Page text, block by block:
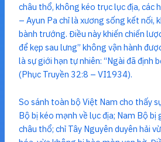
châu thổ, không kéo trục lục địa, các
– Ayun Pa chỉ là xương sống kết nối,
bành trướng. Điều này khiến chiến
để kẹp sau lưng” không vận hành
là sự giới hạn tự nhiên: “Ngài đã định
(Phục Truyền 32:8 – VI1934).
So sánh toàn bộ Việt Nam cho thấy
Bộ bị kéo mạnh về lục địa; Nam Bộ bị
châu thổ; chỉ Tây Nguyên duyên hải